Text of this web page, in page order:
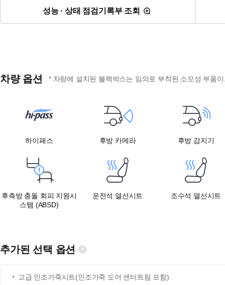
성능 · 상태 점검기록부 조회
차량 옵션 * 차량에 설치된 블랙박스는 임의로 부착된 소모성 부품
하이패스 후방 카메라 후방 감지기
후측방 충돌 회피 지원시
스템 (ABSD)
운전석 열선시트 조수석 열선시트
추가된 선택 옵션
고급 인조가죽시트(인조가죽 도어 센터트림 포함)